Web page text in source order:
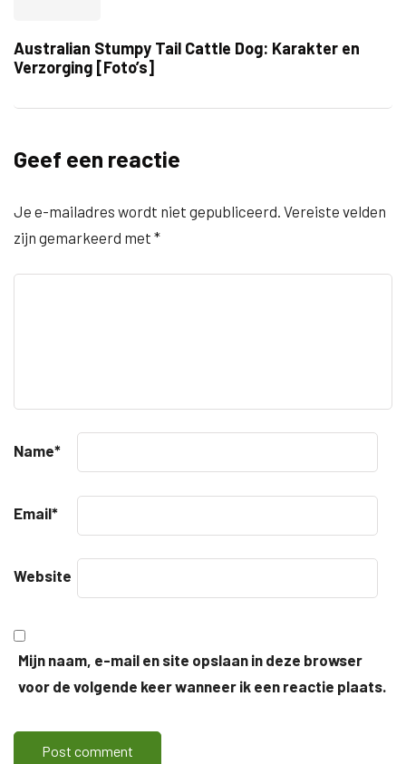
Australian Stumpy Tail Cattle Dog: Karakter en
Verzorging [Foto’s]
Geef een reactie
Je e-mailadres wordt niet gepubliceerd. Vereiste velden
zijn gemarkeerd met *
Name*
Email*
Website
Mijn naam, e-mail en site opslaan in deze browser
voor de volgende keer wanneer ik een reactie plaats.